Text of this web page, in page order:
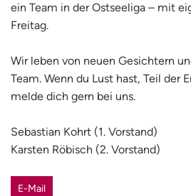
ein Team in der Ostseeliga – mit
Freitag.
Wir leben von neuen Gesichtern
Team. Wenn du Lust hast, Teil der
melde dich gern bei uns.
Sebastian Kohrt (1. Vorstand)
Karsten Röbisch (2. Vorstand)
E-Mail